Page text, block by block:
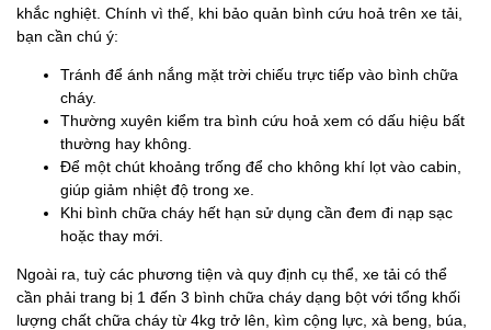
khắc nghiệt. Chính vì thế, khi bảo quản bình cứu hoả trên xe tải,
bạn cần chú ý:
Tránh để ánh nắng mặt trời chiếu trực tiếp vào bình chữa
cháy.
Thường xuyên kiểm tra bình cứu hoả xem có dấu hiệu bất
thường hay không.
Để một chút khoảng trống để cho không khí lọt vào cabin,
giúp giảm nhiệt độ trong xe.
Khi bình chữa cháy hết hạn sử dụng cần đem đi nạp sạc
hoặc thay mới.
Ngoài ra, tuỳ các phương tiện và quy định cụ thể, xe tải có thể
cần phải trang bị 1 đến 3 bình chữa cháy dạng bột với tổng khối
lượng chất chữa cháy từ 4kg trở lên, kìm cộng lực, xà beng, búa,